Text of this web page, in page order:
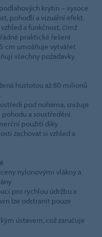
krytin – vysoce
pohodlí a vizuální efekt.
a funkčnost, čímž
praktické řešení
cm umožňuje vytvářet
všechny požadavky.
hustotou až 80 milionů
pod nohama, snižuje
a soustředění.
použití díky
zachovat si vzhled a
nylonovými vlákny a
pro rychlou údržbu a
lze odstranit pouze
ústavem, což zaručuje